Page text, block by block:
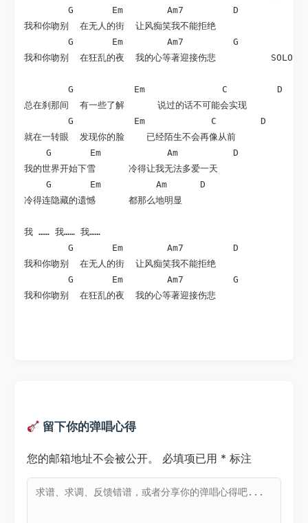
        G       Em        Am7         D
我和你吻别  在无人的街  让风痴笑我不能拒绝
        G       Em        Am7         G
我和你吻别  在狂乱的夜  我的心等著迎接伤悲          SOLO2
        G           Em              C         D
总在刹那间  有一些了解      说过的话不可能会实现
        G           Em            C        D
就在一转眼  发现你的脸    已经陌生不会再像从前
    G       Em            Am          D
我的世界开始下雪      冷得让我无法多爱一天
    G       Em          Am      D
冷得连隐藏的遗憾      都那么地明显
我 …… 我…… 我……
        G       Em        Am7         D
我和你吻别  在无人的街  让风痴笑我不能拒绝
        G       Em        Am7         G
我和你吻别  在狂乱的夜  我的心等著迎接伤悲
留下你的弹唱心得
您的邮箱地址不会被公开。 必填项已用 * 标注